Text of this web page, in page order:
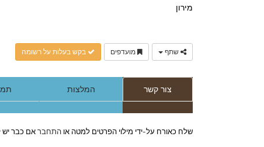
מירון
שתף מועדפים בקש בעלות על רשומה
צור קשר המלצות
שלח כאורח על-ידי מילוי הפרטים למטה או התחבראם כבר יש